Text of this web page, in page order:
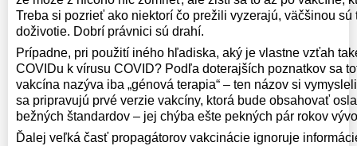
Treba si pozrieť ako niektorí čo prežili vyzerajú, väčšinou sú
doživotie. Dobrí právnici sú drahí.
Prípadne, pri použití iného hľadiska, aký je vlastne vzťah
COVIDu k vírusu COVID? Podľa doterajších poznatkov sa
vakcína nazýva iba „génová terapia“ – ten názov si
sa pripravujú prvé verzie vakcíny, ktorá bude obsahovať
bežných štandardov – jej chýba ešte pekných pár rokov
Ďalej veľká časť propagátorov vakcinácie ignoruje